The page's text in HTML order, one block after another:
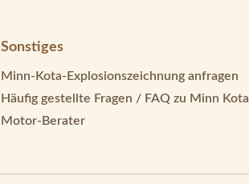
Sonstiges
Minn-Kota-Explosionszeichnung anfragen
Häufig gestellte Fragen / FAQ zu Minn Kota
Motor-Berater